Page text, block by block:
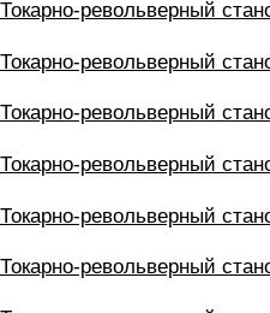
Токарно-револьверный
Токарно-револьверный
Токарно-револьверный
Токарно-револьверный
Токарно-револьверный
Токарно-револьверный